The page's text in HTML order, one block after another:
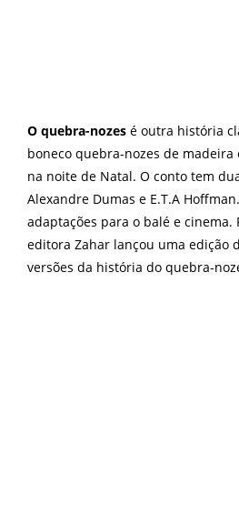
O quebra-nozes é outra história
boneco quebra-nozes de
na noite de Natal. O conto tem
Alexandre Dumas e E.T.A
adaptações para o balé e cinema.
editora Zahar lançou uma edição
versões da história do quebra-